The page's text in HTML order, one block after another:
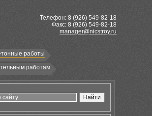
Телефон: 8 (926) 549-82-18
Факс: 8 (926) 549-82-18
manager@nicstroy.ru
работы
работам